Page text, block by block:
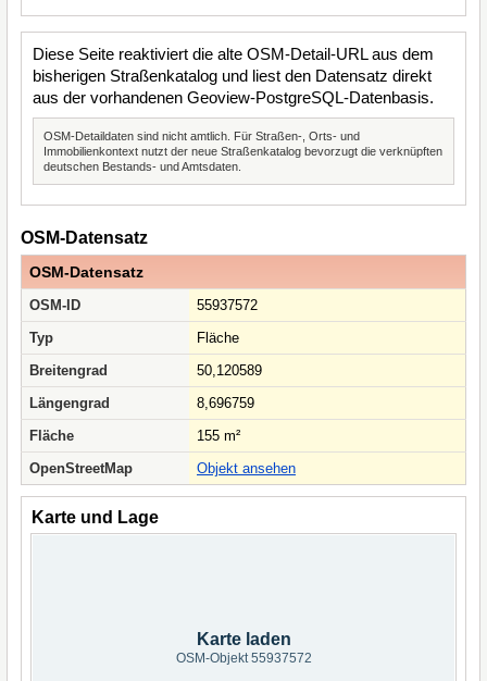
Diese Seite reaktiviert die alte OSM-Detail-URL aus dem
bisherigen Straßenkatalog und liest den Datensatz direkt
aus der vorhandenen Geoview-PostgreSQL-Datenbasis.
OSM-Detaildaten sind nicht amtlich. Für Straßen-, Orts- und
Immobilienkontext nutzt der neue Straßenkatalog bevorzugt die verknüpften
deutschen Bestands- und Amtsdaten.
OSM-Datensatz
OSM-Datensatz
OSM-ID
55937572
Typ
Fläche
Breitengrad
50,120589
Längengrad
8,696759
Fläche
155 m²
OpenStreetMap
Objekt ansehen
Karte und Lage
Karte laden
OSM-Objekt 55937572